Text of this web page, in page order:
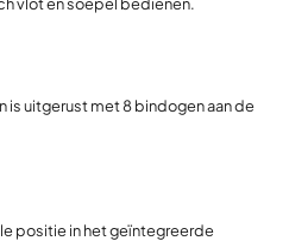
is uitgerust met 8 bindogen aan de
positie in het geïntegreerde